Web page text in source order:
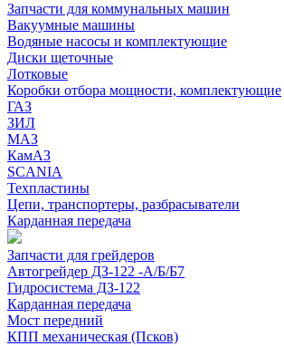
Запчасти для коммунальных машин
Вакуумные машины
Водяные насосы и комплектующие
Диски щеточные
Лотковые
Коробки отбора мощности, комплектующие
ГАЗ
ЗИЛ
МАЗ
КамАЗ
SCANIA
Техпластины
Цепи, транспортеры, разбрасыватели
Карданная передача
Запчасти для грейдеров
Автогрейдер ДЗ-122 -А/Б/Б7
Гидросистема ДЗ-122
Карданная передача
Мост передний
КПП механическая (Псков)